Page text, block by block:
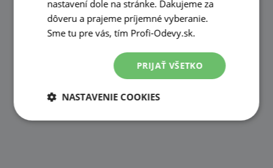
nastavení dole na stránke. Ďakujeme za
dôveru a prajeme príjemné vyberanie.
Sme tu pre vás, tím Profi-Odevy.sk.
PRIJAŤ VŠETKO
NASTAVENIE COOKIES